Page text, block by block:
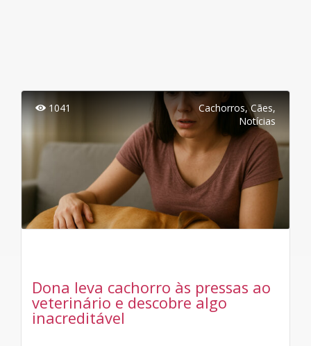
1041 Cachorros,Cães,
Notícias
Dona leva cachorro às pressas ao
veterinário e descobre algo
inacreditável